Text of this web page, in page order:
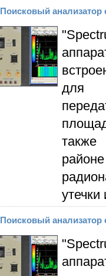
Поисковый анализатор
для
также
Поисковый анализатор